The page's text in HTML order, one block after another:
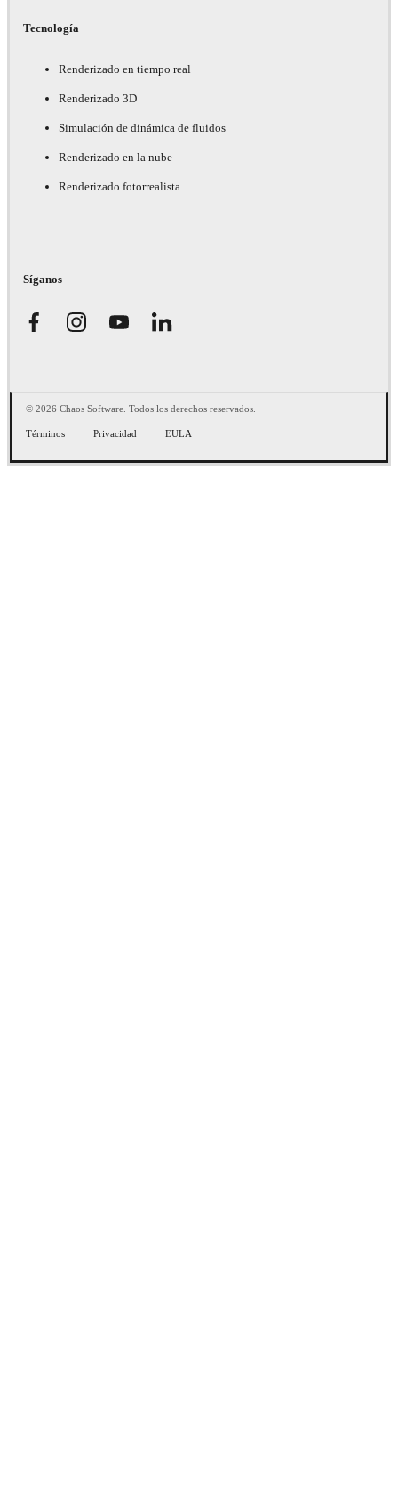
Tecnología
Renderizado en tiempo real
Renderizado 3D
Simulación de dinámica de fluidos
Renderizado en la nube
Renderizado fotorrealista
Síganos
© 2026 Chaos Software. Todos los derechos reservados.
Términos Privacidad EULA